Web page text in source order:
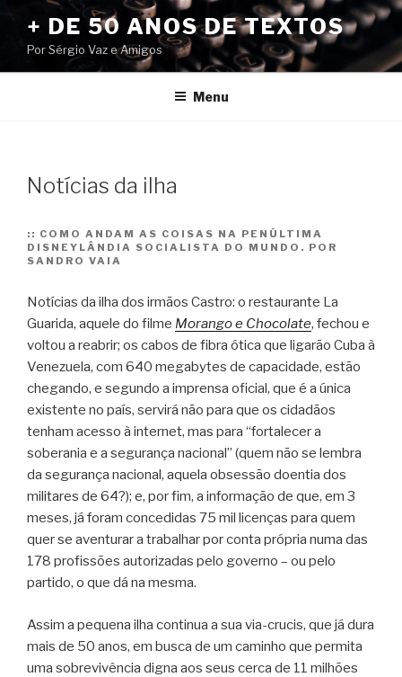
conteúdo
+ DE 50 ANOS DE TEXTOS
Por Sérgio Vaz e Amigos
Menu
Notícias da ilha
:: COMO ANDAM AS COISAS NA PENÚLTIMA
DISNEYLÂNDIA SOCIALISTA DO MUNDO. POR
SANDRO VAIA
Notícias da ilha dos irmãos Castro: o restaurante La
Guarida, aquele do filme Morango e Chocolate, fechou e
voltou a reabrir; os cabos de fibra ótica que ligarão Cuba à
Venezuela, com 640 megabytes de capacidade, estão
chegando, e segundo a imprensa oficial, que é a única
existente no país, servirá não para que os cidadãos
tenham acesso à internet, mas para “fortalecer a
soberania e a segurança nacional” (quem não se lembra
da segurança nacional, aquela obsessão doentia dos
militares de 64?); e, por fim, a informação de que, em 3
meses, já foram concedidas 75 mil licenças para quem
quer se aventurar a trabalhar por conta própria numa das
178 profissões autorizadas pelo governo – ou pelo
partido, o que dá na mesma.
Assim a pequena ilha continua a sua via-crucis, que já dura
mais de 50 anos, em busca de um caminho que permita
uma sobrevivência digna aos seus cerca de 11 milhões